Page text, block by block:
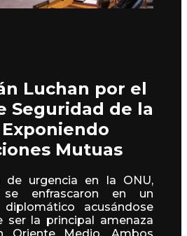
Luchan por el
Seguridad de la
Exponiendo
Mutuas
de urgencia en la ONU,
enfrascaron en un
acusándose
ser la principal amenaza